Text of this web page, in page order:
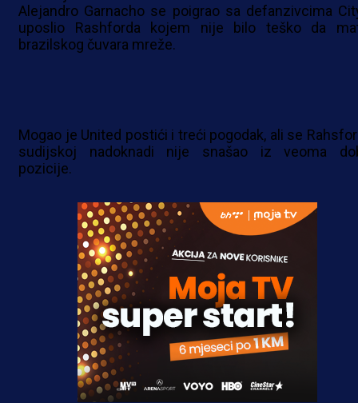
Alejandro Garnacho se poigrao sa defanzivcima
uposlio Rashforda kojem nije bilo teško da
brazilskog čuvara mreže.
Mogao je United postići i treći pogodak, ali se
sudijskoj nadoknadi nije snašao iz veoma
pozicije.